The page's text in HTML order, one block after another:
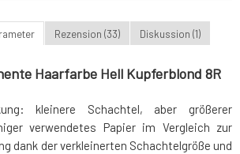
Rezension (33) Diskussion (1)
Haarfarbe Hell Kupferblond 8R
kleinere Schachtel, aber größerer
verwendetes Papier im Vergleich zur
dank der verkleinerten Schachtelgröße und